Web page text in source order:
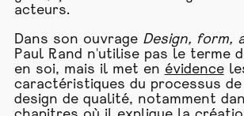
acteurs.
Dans son ouvrage Design, form,
Paul Rand n'utilise pas le terme
en soi, mais il met en évidence
caractéristiques du processus
design de qualité, notamment